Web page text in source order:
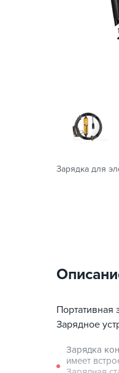
Зарядка для
Портативная
Зарядное
Зарядка
имеет